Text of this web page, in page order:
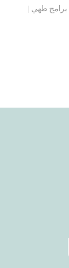
إيزي فراي كومباكت | قلاية هوائية | سعة 3L مع 10 برامج طهي |